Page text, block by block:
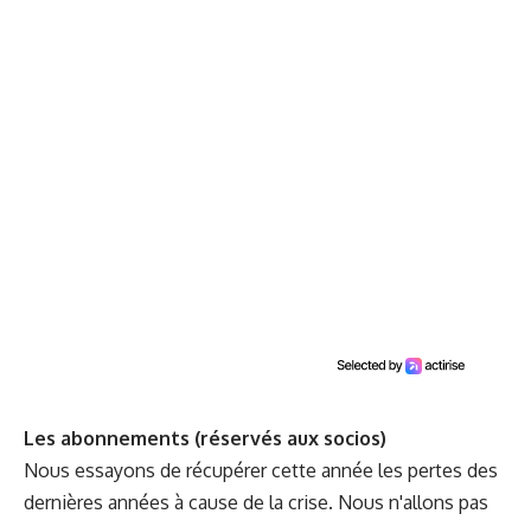
Les abonnements (réservés aux socios)
Nous essayons de récupérer cette année les pertes des
dernières années à cause de la crise. Nous n'allons pas